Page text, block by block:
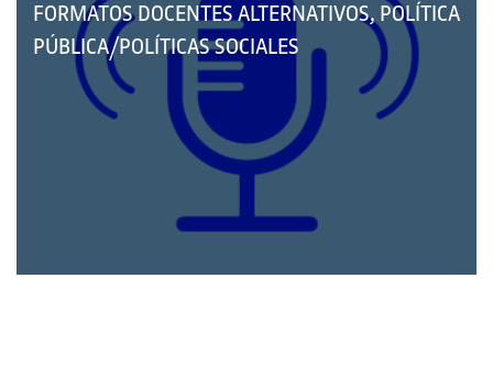
QUE
PERTENECE
FORMATOS DOCENTES ALTERNATIVOS, POLÍTICA
PÚBLICA/POLÍTICAS SOCIALES